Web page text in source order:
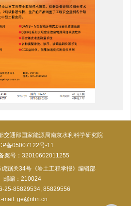
交通部国家能源局南京水利科学研究院
备05007122号-11
案号：32010602011255
踞关34号《岩土工程学报》编辑部
邮编：210024
25-85829534, 85829556
mail: ge@nhri.cn